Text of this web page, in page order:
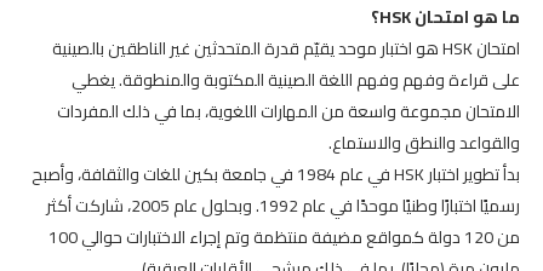
ما هو امتحان HSK؟
امتحان HSK هو اختبار موحد يقيّم قدرة المتحدثين غير الناطقين بالصينية
على قراءة وفهم وفهم اللغة الصينية المكتوبة والمنطوقة. يغطي
الامتحان مجموعة واسعة من المهارات اللغوية، بما في ذلك المفردات
والقواعد والنطق والاستماع.
بدأ تطوير اختبار HSK في عام 1984 في جامعة بكين للغات والثقافة، وأصبح
رسميًا اختبارًا وطنيًا موحدًا في عام 1992. وبحلول عام 2005، شاركت أكثر
من 120 دولة كمواقع مضيفة منتظمة وتم إجراء الاختبارات حوالي 100